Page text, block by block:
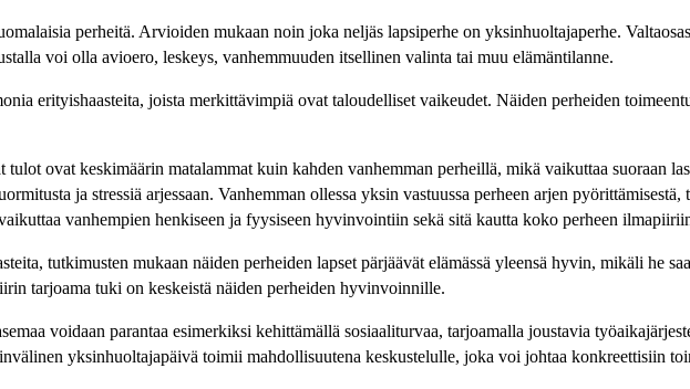
perheitä. Arvioiden mukaan noin joka neljäs lapsiperhe on yksinhuoltajaperhe.
voi olla avioero, leskeys, vanhemmuuden itsellinen valinta tai muu elämäntilanne.
erityishaasteita, joista merkittävimpiä ovat taloudelliset vaikeudet. Näiden perheiden
ovat keskimäärin matalammat kuin kahden vanhemman perheillä, mikä vaikuttaa suoraan
ja stressiä arjessaan. Vanhemman ollessa yksin vastuussa perheen arjen
vanhempien henkiseen ja fyysiseen hyvinvointiin sekä sitä kautta koko perheen
tutkimusten mukaan näiden perheiden lapset pärjäävät elämässä yleensä hyvin, mikäli he
tarjoama tuki on keskeistä näiden perheiden hyvinvoinnille.
voidaan parantaa esimerkiksi kehittämällä sosiaaliturvaa, tarjoamalla joustavia
yksinhuoltajapäivä toimii mahdollisuutena keskustelulle, joka voi johtaa konkreettisiin